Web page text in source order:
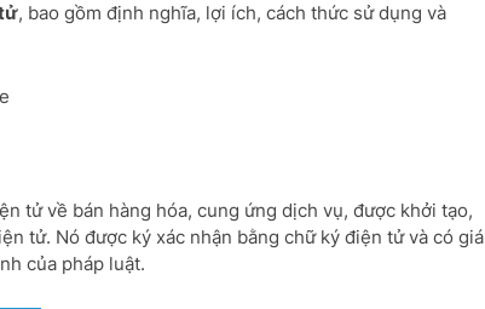
, bao gồm định nghĩa, lợi ích, cách thức sử dụng và
tử về bán hàng hóa, cung ứng dịch vụ, được khởi tạo,
tử. Nó được ký xác nhận bằng chữ ký điện tử và có giá
của pháp luật.